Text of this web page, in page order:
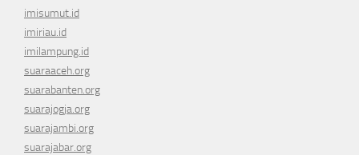
imisumut.id
imiriau.id
imilampung.id
suaraaceh.org
suarabanten.org
suarajogja.org
suarajambi.org
suarajabar.org